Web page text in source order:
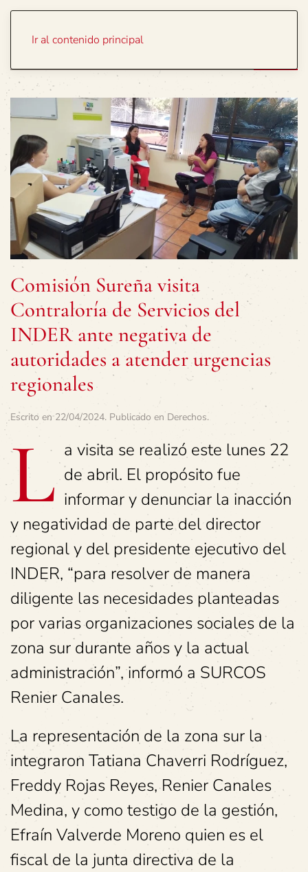
Ir al contenido principal
Comisión Sureña visita
Contraloría de Servicios del
INDER ante negativa de
autoridades a atender urgencias
regionales
Escrito en22/04/2024. Publicado en Derechos.
L a visita se realizó este lunes 22
de abril. El propósito fue
informar y denunciar la inacción
y negatividad de parte del director
regional y del presidente ejecutivo del
INDER, “para resolver de manera
diligente las necesidades planteadas
por varias organizaciones sociales de la
zona sur durante años y la actual
administración”, informó a SURCOS
Renier Canales.
La representación de la zona sur la
integraron Tatiana Chaverri Rodríguez,
Freddy Rojas Reyes, Renier Canales
Medina, y como testigo de la gestión,
Efraín Valverde Moreno quien es el
fiscal de la junta directiva de la